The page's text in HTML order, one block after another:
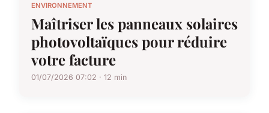
ENVIRONNEMENT
Maîtriser les panneaux solaires
photovoltaïques pour réduire
votre facture
01/07/2026 07:02 · 12 min